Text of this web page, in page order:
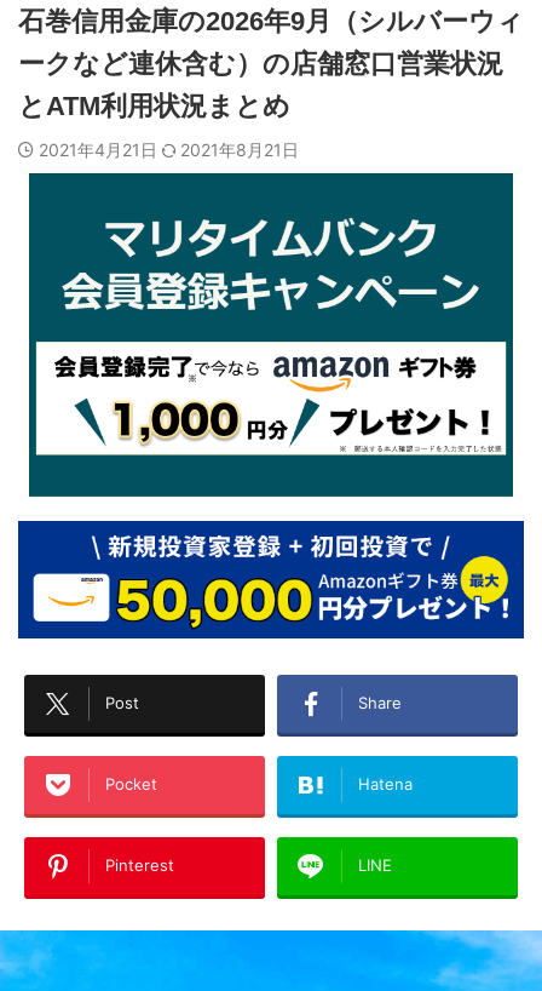
石巻信用金庫の2026年9月（シルバーウィ
ークなど連休含む）の店舗窓口営業状況
とATM利用状況まとめ
2021年4月21日 2021年8月21日
Post Share
Pocket Hatena
Pinterest LINE